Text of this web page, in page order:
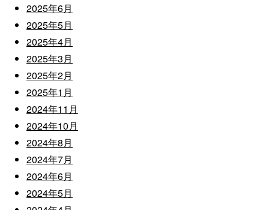
2025年6月
2025年5月
2025年4月
2025年3月
2025年2月
2025年1月
2024年11月
2024年10月
2024年8月
2024年7月
2024年6月
2024年5月